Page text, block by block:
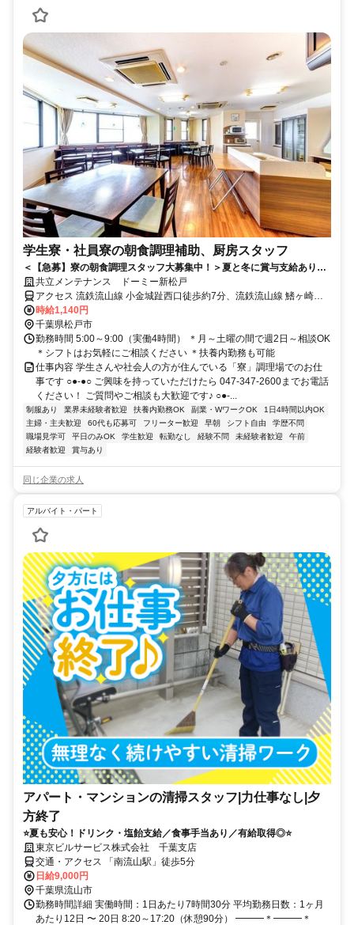
学生寮・社員寮の朝食調理補助、厨房スタッフ
＜【急募】寮の朝食調理スタッフ大募集中！＞夏と冬に賞与支給あり★
未経験大歓迎♪早朝のスキマ時間でOK！
共立メンテナンス ドーミー新松戸
アクセス 流鉄流山線 小金城趾西口徒歩約7分、流鉄流山線 鰭ヶ崎徒
歩約11分、ＪＲ武蔵野常磐連絡線 南流山北口徒歩約13分
時給1,140円
千葉県松戸市
勤務時間 5:00～9:00（実働4時間） ＊月～土曜の間で週2日～相談OK
＊シフトはお気軽にご相談ください ＊扶養内勤務も可能
仕事内容 学生さんや社会人の方が住んでいる「寮」調理場でのお仕
事です ○●-●○ ご興味を持っていただけたら 047-347-2600までお電話
ください！ ご質問やご相談も大歓迎です♪ ○●-...
制服あり 業界未経験者歓迎 扶養内勤務OK 副業・WワークOK
1日4時間以内OK
主婦・主夫歓迎
60代も応募可 フリーター歓迎 早朝 シフト自由
学歴不問
職場見学可
平日のみOK 学生歓迎 転勤なし 経験不問 未経験者歓迎
午前
経験者歓迎
賞与あり
同じ企業の求人
アルバイト・パート
アパート・マンションの清掃スタッフ|力仕事なし|夕
方終了
⭐夏も安心！ドリンク・塩飴支給／食事手当あり／有給取得◎⭐
東京ビルサービス株式会社 千葉支店
交通・アクセス 「南流山駅」徒歩5分
日給9,000円
千葉県流山市
勤務時間詳細 実働時間：1日あたり7時間30分 平均勤務日数：1ヶ月
あたり12日 〜 20日 8:20～17:20（休憩90分） ━━━＊━━━＊